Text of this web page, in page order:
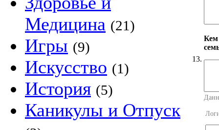
Медицина (21)
Игры (9)
Искусство (1)
История (5)
Каникулы и Отпуск
13.
Кем